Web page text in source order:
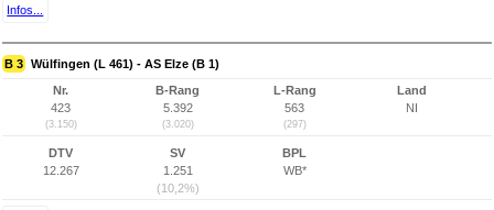
Infos...
B 3 Wülfingen (L 461) - AS Elze (B 1)
Nr.
423
(3.150)
B-Rang
5.392
(3.020)
L-Rang
563
(297)
Land
NI
DTV
12.267
SV
1.251
(10,2%)
BPL
WB*